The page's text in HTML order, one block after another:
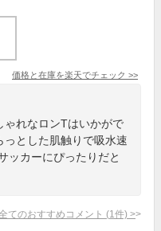
価格と在庫を楽天でチェック >>
ゃれなロンTはいかがで
っとした肌触りで吸水速
ッカーにぴったりだと
てのおすすめコメント (1 件) >